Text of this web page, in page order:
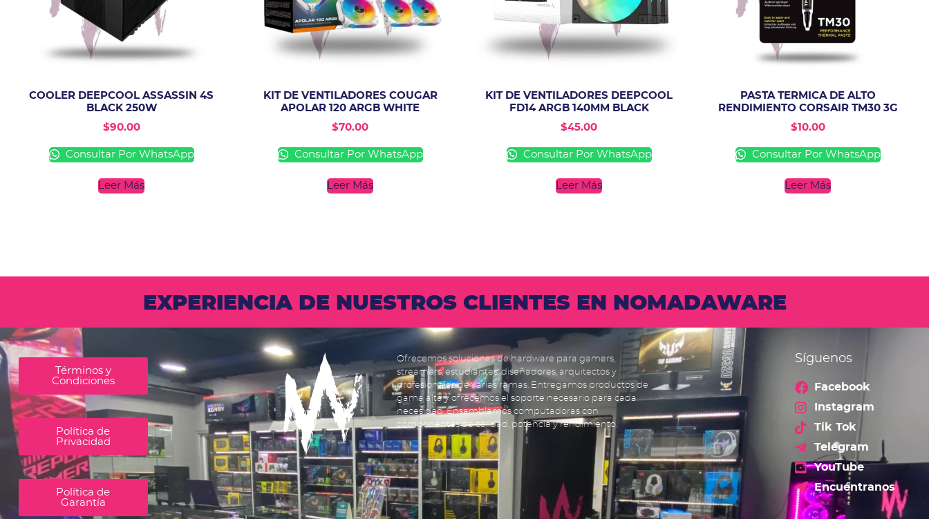
COOLER DEEPCOOL ASSASSIN 4S
BLACK 250W
$90.00
Consultar Por WhatsApp
Leer Más
KIT DE VENTILADORES COUGAR
APOLAR 120 ARGB WHITE
$70.00
Consultar Por WhatsApp
Leer Más
KIT DE VENTILADORES DEEPCOOL
FD14 ARGB 140MM BLACK
$45.00
Consultar Por WhatsApp
Leer Más
PASTA TERMICA DE ALTO
RENDIMIENTO CORSAIR TM30 3G
$10.00
Consultar Por WhatsApp
Leer Más
EXPERIENCIA DE NUESTROS CLIENTES EN NOMADAWARE
Términos y
Condiciones
Política de
Privacidad
Política de
Garantía
Ofrecemos soluciones de hardware para gamers,
streamers, estudiantes, diseñadores, arquitectos y
profesionales de varias ramas. Entregamos productos de
gama alta y ofrecemos el soporte necesario para cada
necesidad. Ensamblamos computadoras con
componentes de calidad, potencia y rendimiento.
Síguenos
Facebook
Instagram
Tik Tok
Telegram
YouTube
Encuéntranos